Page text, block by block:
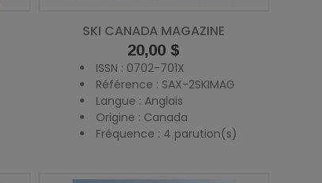
SKI CANADA MAGAZINE
Prix
20,00 $
ISSN : 0702-701X
Référence : SAX-2SKIMAG
Langue : Anglais
Origine : Canada
Fréquence : 4 parution(s)